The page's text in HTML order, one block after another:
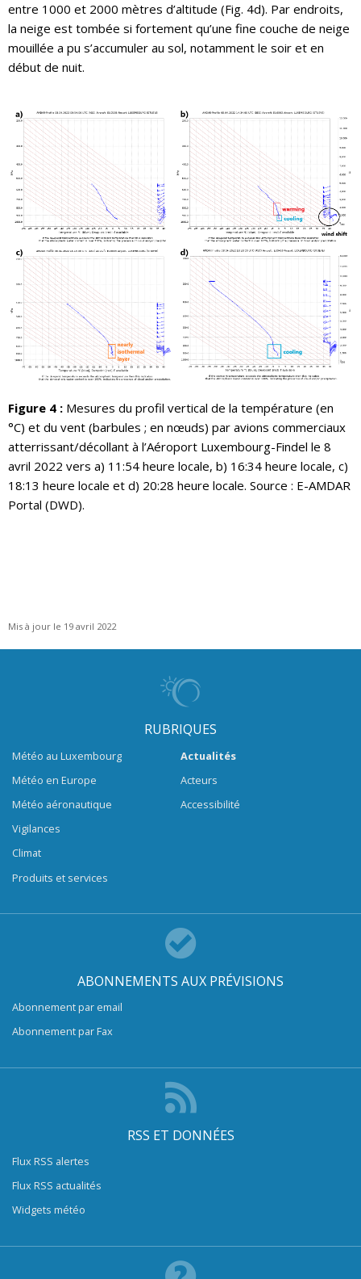
entre 1000 et 2000 mètres d’altitude (Fig. 4d). Par endroits,
la neige est tombée si fortement qu’une fine couche de neige
mouillée a pu s’accumuler au sol, notamment le soir et en
début de nuit.
Figure 4 : Mesures du profil vertical de la température (en
°C) et du vent (barbules ; en nœuds) par avions commerciaux
atterrissant/décollant à l’Aéroport Luxembourg-Findel le 8
avril 2022 vers a) 11:54 heure locale, b) 16:34 heure locale, c)
18:13 heure locale et d) 20:28 heure locale. Source : E-AMDAR
Portal (DWD).
Mis à jour le 19 avril 2022
RUBRIQUES
Météo au Luxembourg
Météo en Europe
Météo aéronautique
Vigilances
Climat
Produits et services
Actualités
Acteurs
Accessibilité
ABONNEMENTS AUX PRÉVISIONS
Abonnement par email
Abonnement par Fax
RSS ET DONNÉES
Flux RSS alertes
Flux RSS actualités
Widgets météo